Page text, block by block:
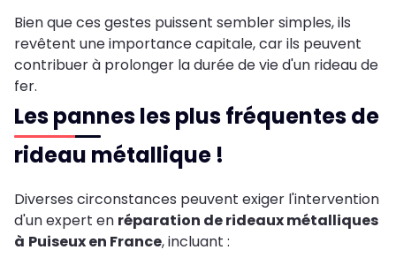
Bien que ces gestes puissent sembler simples, ils
revêtent une importance capitale, car ils peuvent
contribuer à prolonger la durée de vie d'un rideau de
fer.
Les pannes les plus fréquentes de
rideau métallique !
Diverses circonstances peuvent exiger l'intervention
d'un expert en réparation de rideaux métalliques
à Puiseux en France, incluant :